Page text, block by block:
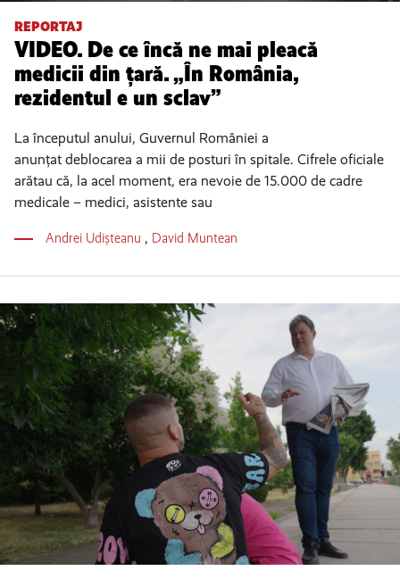
REPORTAJ
VIDEO. De ce încă ne mai pleacă
medicii din țară. „În România,
rezidentul e un sclav”
La începutul anului, Guvernul României a
anunțat deblocarea a mii de posturi în spitale. Cifrele oficiale
arătau că, la acel moment, era nevoie de 15.000 de cadre
medicale – medici, asistente sau
Andrei Udișteanu , David Muntean